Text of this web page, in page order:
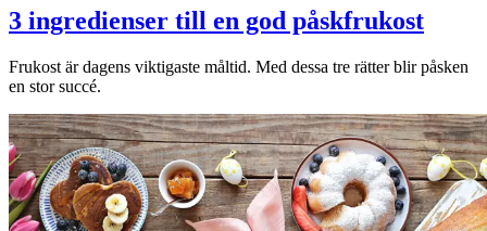
3 ingredienser till en god påskfrukost
Frukost är dagens viktigaste måltid. Med dessa tre rätter blir påsken
en stor succé.